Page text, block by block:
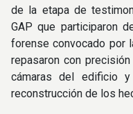
de la etapa de
GAP que participaron
forense convocado por
repasaron con
cámaras del edificio
reconstrucción de los